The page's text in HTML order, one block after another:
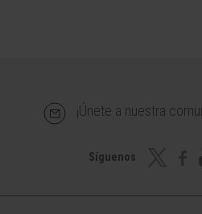
¡Únete a nuestra
Síguenos